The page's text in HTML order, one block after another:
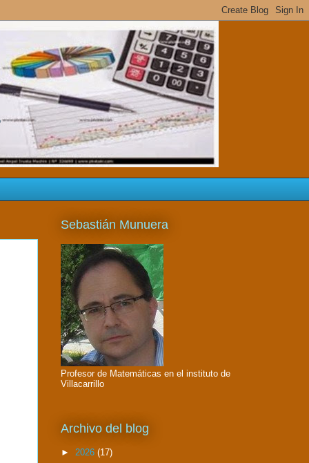
Sebastián Munuera
Profesor de Matemáticas en el instituto de
Villacarrillo
Archivo del blog
► 2026 (17)